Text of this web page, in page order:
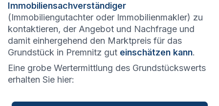
Immobiliensachverständiger
(Immobiliengutachter oder Immobilienmakler) zu
kontaktieren, der Angebot und Nachfrage und
damit einhergehend den Marktpreis für das
Grundstück in Premnitz gut einschätzen kann.
Eine grobe Wertermittlung des Grundstückswerts
erhalten Sie hier: